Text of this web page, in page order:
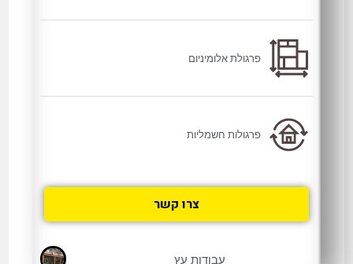
פרגולת אלומיניום
פרגולות חשמליות
צרו קשר
עבודות עץ